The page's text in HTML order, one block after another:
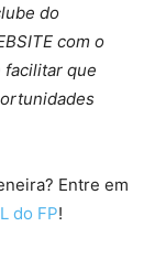
do
com o
facilitar que
Entre em
do FP!